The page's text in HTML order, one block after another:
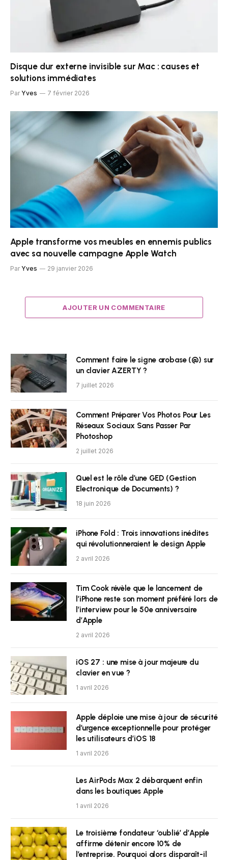
Disque dur externe invisible sur Mac : causes et
solutions immédiates
Par Yves 7 février 2026
Apple transforme vos meubles en ennemis publics
avec sa nouvelle campagne Apple Watch
Par Yves 29 janvier 2026
AJOUTER UN COMMENTAIRE
Comment faire le signe arobase (@) sur
un clavier AZERTY ?
7 juillet 2026
Comment Préparer Vos Photos Pour Les
Réseaux Sociaux Sans Passer Par
Photoshop
2 juillet 2026
Quel est le rôle d’une GED (Gestion
Electronique de Documents) ?
18 juin 2026
iPhone Fold : Trois innovations inédites
qui révolutionneraient le design Apple
2 avril 2026
Tim Cook révèle que le lancement de
l’iPhone reste son moment préféré lors de
l’interview pour le 50e anniversaire
d’Apple
2 avril 2026
iOS 27 : une mise à jour majeure du
clavier en vue ?
1 avril 2026
Apple déploie une mise à jour de sécurité
d’urgence exceptionnelle pour protéger
les utilisateurs d’iOS 18
1 avril 2026
Les AirPods Max 2 débarquent enfin
dans les boutiques Apple
1 avril 2026
Le troisième fondateur ‘oublié’ d’Apple
affirme détenir encore 10% de
l’entreprise. Pourquoi alors disparaît-il